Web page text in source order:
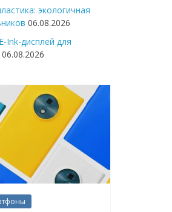
экологичная
06.08.2026
Ink-дисплей для
06.08.2026